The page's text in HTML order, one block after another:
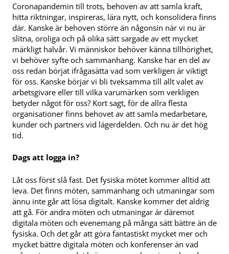
Coronapandemin till trots, behoven av att samla kraft,
hitta riktningar, inspireras, lära nytt, och konsolidera finns
där. Kanske är behoven större än någonsin när vi nu är
slitna, oroliga och på olika sätt sargade av ett mycket
märkligt halvår. Vi människor behöver känna tillhörighet,
vi behöver syfte och sammanhang. Kanske har en del av
oss redan börjat ifrågasätta vad som verkligen är viktigt
för oss. Kanske börjar vi bli tveksamma till allt valet av
arbetsgivare eller till vilka varumärken som verkligen
betyder något för oss? Kort sagt, för de allra flesta
organisationer finns behovet av att samla medarbetare,
kunder och partners vid lägerdelden. Och nu är det hög
tid.
Dags att logga in?
Låt oss först slå fast. Det fysiska mötet kommer alltid att
leva. Det finns möten, sammanhang och utmaningar som
ännu inte går att lösa digitalt. Kanske kommer det aldrig
att gå. För andra möten och utmaningar är däremot
digitala möten och evenemang på många sätt bättre än de
fysiska. Och det går att göra fantastiskt mycket mer och
mycket bättre digitala möten och konferenser än vad